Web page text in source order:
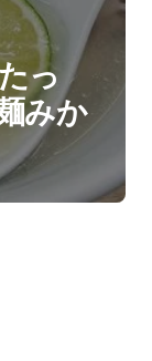
っ
みか